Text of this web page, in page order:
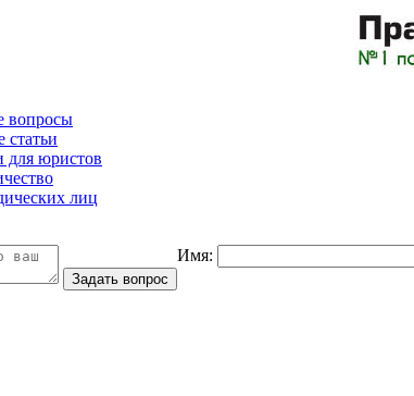
вопросы
статьи
для юристов
лиц
Имя: